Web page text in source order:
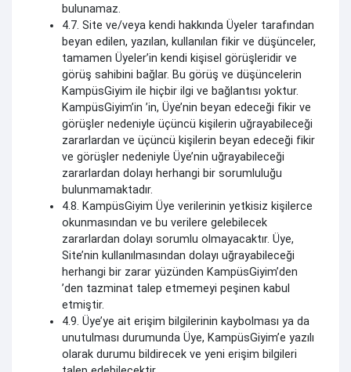
bulunamaz.
4.7. Site ve/veya kendi hakkında Üyeler tarafından
beyan edilen, yazılan, kullanılan fikir ve düşünceler,
tamamen Üyeler’in kendi kişisel görüşleridir ve
görüş sahibini bağlar. Bu görüş ve düşüncelerin
KampüsGiyim ile hiçbir ilgi ve bağlantısı yoktur.
KampüsGiyim’in ’in, Üye’nin beyan edeceği fikir ve
görüşler nedeniyle üçüncü kişilerin uğrayabileceği
zararlardan ve üçüncü kişilerin beyan edeceği fikir
ve görüşler nedeniyle Üye’nin uğrayabileceği
zararlardan dolayı herhangi bir sorumluluğu
bulunmamaktadır.
4.8. KampüsGiyim Üye verilerinin yetkisiz kişilerce
okunmasından ve bu verilere gelebilecek
zararlardan dolayı sorumlu olmayacaktır. Üye,
Site’nin kullanılmasından dolayı uğrayabileceği
herhangi bir zarar yüzünden KampüsGiyim’den
’den tazminat talep etmemeyi peşinen kabul
etmiştir.
4.9. Üye’ye ait erişim bilgilerinin kaybolması ya da
unutulması durumunda Üye, KampüsGiyim’e yazılı
olarak durumu bildirecek ve yeni erişim bilgileri